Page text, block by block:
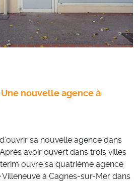
nouvelle agence à
sa nouvelle agence dans
avoir ouvert dans trois villes
ouvre sa quatrième agence
Villeneuve à Cagnes-sur-Mer dans